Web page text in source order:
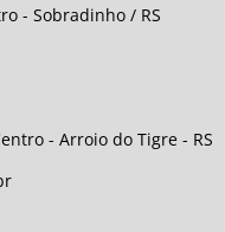
- Sobradinho / RS
- Arroio do Tigre - RS